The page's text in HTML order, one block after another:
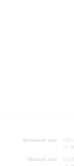
Большой зал:
+7
Малый зал: